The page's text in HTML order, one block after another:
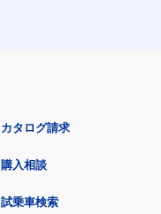
カタログ請求
購入相談
試乗車検索